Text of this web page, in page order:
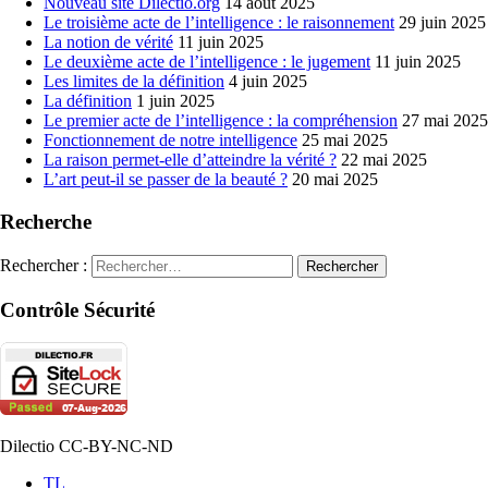
Le troisième acte de l’intelligence : le raisonnement 29 juin 2025
La notion de vérité 11 juin 2025
Le deuxième acte de l’intelligence : le jugement 11 juin 2025
Les limites de la définition 4 juin 2025
La définition 1 juin 2025
Le premier acte de l’intelligence : la compréhension 27 mai 2025
Fonctionnement de notre intelligence 25 mai 2025
La raison permet-elle d’atteindre la vérité ? 22 mai 2025
L’art peut-il se passer de la beauté ? 20 mai 2025
Recherche
Rechercher :
Contrôle Sécurité
Dilectio CC-BY-NC-ND
TL